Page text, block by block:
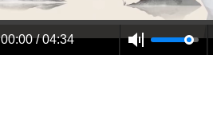
00:00 / 04:34